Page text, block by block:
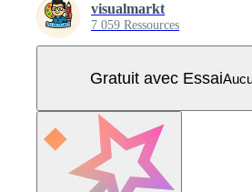
visualmarkt
7 059 Ressources
Gratuit avec Essai